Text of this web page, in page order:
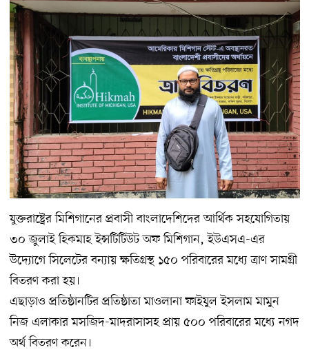
যুক্তরাষ্ট্রের মিশিগানের প্রবাসী বাংলাদেশিদের আর্থিক সহযোগিতায়
৩০ জুলাই হিকমাহ ইন্সটিটিউট অফ মিশিগান, ইউএসএ-এর
উদ্যোগে সিলেটের বন্যায় ক্ষতিগ্রস্থ ১৫০ পরিবারের মধ্যে ত্রাণ সামগ্রী
বিতরণ করা হয়।
এছাড়াও প্রতিষ্ঠানটির প্রতিষ্ঠাতা মাওলানা ফাইযুল ইসলাম মামুন
নিজ এলাকার মসজিদ-মাদরাসাসহ প্রায় ৫০০ পরিবারের মধ্যে নগদ
অর্থ বিতরণ করেন।